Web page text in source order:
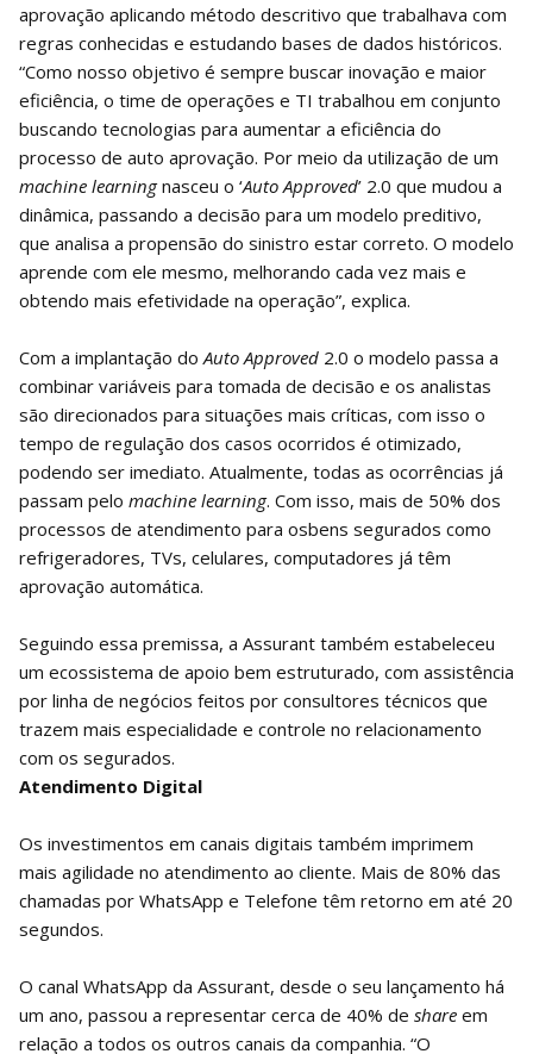
aprovação aplicando método descritivo que trabalhava com
regras conhecidas e estudando bases de dados históricos.
“Como nosso objetivo é sempre buscar inovação e maior
eficiência, o time de operações e TI trabalhou em conjunto
buscando tecnologias para aumentar a eficiência do
processo de auto aprovação. Por meio da utilização de um
machine learningnasceu o ‘Auto Approved’ 2.0 que mudou a
dinâmica, passando a decisão para um modelo preditivo,
que analisa a propensão do sinistro estar correto. O modelo
aprende com ele mesmo, melhorando cada vez mais e
obtendo mais efetividade na operação”, explica.
Com a implantação doAuto Approved 2.0 o modelo passa a
combinar variáveis para tomada de decisão e os analistas
são direcionados para situações mais críticas, com isso o
tempo de regulação dos casos ocorridos é otimizado,
podendo ser imediato. Atualmente, todas as ocorrências já
passam pelo machine learning. Com isso, mais de 50% dos
processos de atendimento para osbens segurados como
refrigeradores, TVs, celulares, computadores já têm
aprovação automática.
Seguindo essa premissa, a Assurant também estabeleceu
um ecossistema de apoio bem estruturado, com assistência
por linha de negócios feitos por consultores técnicos que
trazem mais especialidade e controle no relacionamento
com os segurados.
Atendimento Digital
Os investimentos em canais digitais também imprimem
mais agilidade no atendimento ao cliente. Mais de 80% das
chamadas por WhatsApp e Telefone têm retorno em até 20
segundos.
O canal WhatsApp da Assurant, desde o seu lançamento há
um ano, passou a representar cerca de 40% de share em
relação a todos os outros canais da companhia. “O